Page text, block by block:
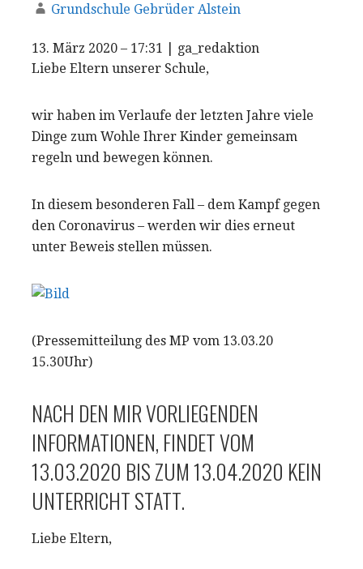
Grundschule Gebrüder Alstein
13. März 2020 – 17:31
ga_redaktion
Liebe Eltern unserer Schule,
wir haben im Verlaufe der letzten Jahre viele
Dinge zum Wohle Ihrer Kinder gemeinsam
regeln und bewegen können.
In diesem besonderen Fall – dem Kampf gegen
den Coronavirus – werden wir dies erneut
unter Beweis stellen müssen.
(Pressemitteilung des MP vom 13.03.20
15.30Uhr)
NACH DEN MIR VORLIEGENDEN
INFORMATIONEN, FINDET VOM
13.03.2020 BIS ZUM 13.04.2020 KEIN
UNTERRICHT STATT.
Liebe Eltern,